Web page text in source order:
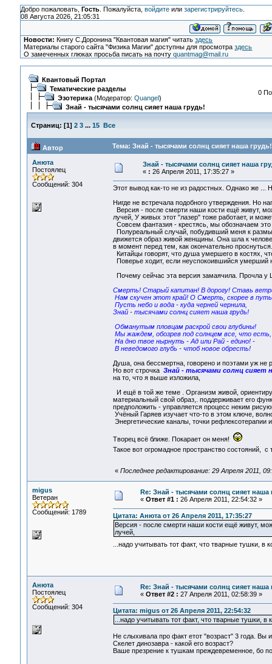
Добро пожаловать, Гость. Пожалуйста, войдитеили зарегистрируйтесь.
08 Августа 2026, 21:05:31
Новости: Книгу С.Доронина "Квантовая магия" читатьздесь
Материалы старого сайта "Физика Магии" доступны для просмотраздесь
О замеченных глюках просьба писать на почтуquantmag@mail.ru
Квантовый Портал
Тематические разделы
Эзотерика(Модератор: Quangel)
Знай - тысячами солнц сияет наша грудь!
0
Страниц: [1] 2 3 ... 15 Все
Автор Тема: Знай - тысячами солнц сияет наша
Анюта
Постоялец
Сообщений: 304
Знай - тысячами солнц сияет наша
« : 26 Апреля 2011, 17:35:27 »
Этот вывод как-то не из радостных. Однако же ...
Нигде не встречала подобного утверждения. Но
Версия - после смерти наши кости ещё живут,
лучей, У живых этот "лазер" тоже работает, и
Совсем фантазия - крестясь, мы обозначаем
Полуреальный случай, побудивший меня к
движется образ живой женщины. Она шла к
в момент перед тем, как окончательно проснуться.
Китайцы говорят, что душа умершего в костях,
Поверье ходит, если неуспокоившийся умерший
Почему сейчас эта версия замаячила. Прочла
Смерть! Старый капитан! В дорогу! Ставь
Нам скучен этот край! О Смерть, скорее в
Пусть небо и вода - куда черней чернила,
Знай - тысячами солнц сияет наша грудь!
Обманутым пловцам раскрой свои глубины!
Мы жаждем, обозрев под солнцем все, что есть,
На дно твое нырнуть - Ад или Рай - едино! -
В неведомого глубь - чтоб новое обресть!
Душа, она бессмертна, говорено и поэтами уж не
Но вот строчка Знай - тысячами солнц сияет
на то, что я выше изложила,
И ещё в той же теме . Организм живой,
материальный свой образ,. поддерживает его
предположить - управляется процесс неким
Учёный Гаряев изучает что-то в этом ключе,
Энергетические каналы, точки рефлексотерапии
Творец всё ближе. Покарает он меня!
Такое вот огромадное пространство состояний,
« Последнее редактирование: 29 Апреля 2011,
migus
Ветеран
Сообщений: 1789
Re: Знай - тысячами солнц сияет наша
« Ответ #1 : 26 Апреля 2011, 22:54:32 »
Цитата: Анюта от 26 Апреля 2011, 17:35:27
Версия - после смерти наши кости ещё живут,
лучей,
...надо учитывать тот факт, что тварные тушки,
Анюта
Постоялец
Сообщений: 304
Re: Знай - тысячами солнц сияет наша
« Ответ #2 : 27 Апреля 2011, 02:58:39 »
Цитата: migus от 26 Апреля 2011, 22:54:32
...надо учитывать тот факт, что тварные тушки,
Не слыхивала про факт етот "возраст" 3 года.
Скелет динозавра - какой его возраст?
Ваше презрение к тушкам преждевременное, бо